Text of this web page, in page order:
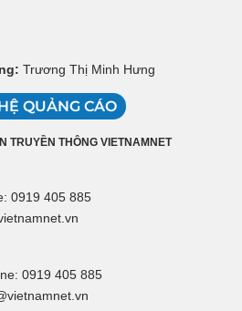
Trương Thị Minh Hưng
QUẢNG CÁO
TRUYỀN THÔNG VIETNAMNET
0919 405 885
0919 405 885